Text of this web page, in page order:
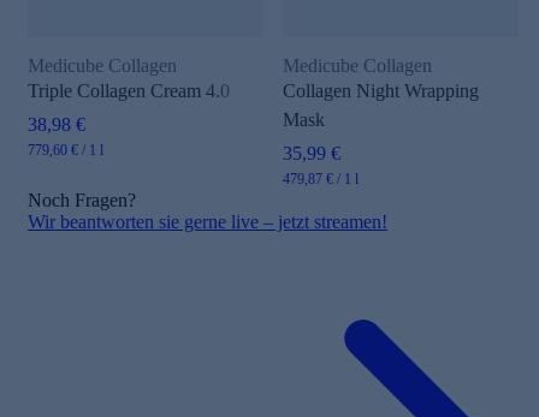
Medicube Collagen
Triple Collagen Cream 4.0
38,98 €
779,60 € / 1 l
Medicube Collagen
Collagen Night Wrapping
Mask
35,99 €
479,87 € / 1 l
Noch Fragen?
Wir beantworten sie gerne live – jetzt streamen!